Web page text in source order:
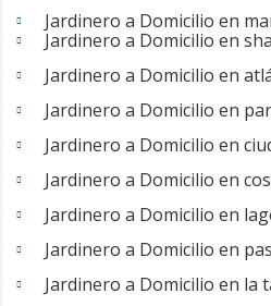
Jardinero a Domicilio en
Jardinero a Domicilio en
Jardinero a Domicilio en
Jardinero a Domicilio en
Jardinero a Domicilio en
Jardinero a Domicilio en
Jardinero a Domicilio en
Jardinero a Domicilio en
Jardinero a Domicilio en la